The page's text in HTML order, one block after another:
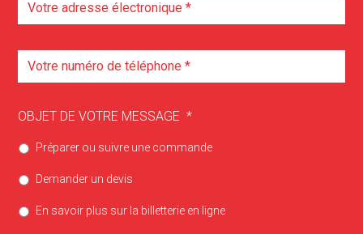
OBJET DE VOTRE MESSAGE *
Préparer ou suivre une commande
Demander un devis
En savoir plus sur la billetterie en ligne